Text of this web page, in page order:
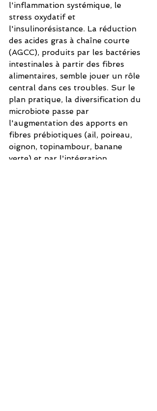
l'inflammation systémique, le
stress oxydatif et
l'insulinorésistance. La réduction
des acides gras à chaîne courte
(AGCC), produits par les bactéries
intestinales à partir des fibres
alimentaires, semble jouer un rôle
central dans ces troubles. Sur le
plan pratique, la diversification du
microbiote passe par
l'augmentation des apports en
fibres prébiotiques (ail, poireau,
oignon, topinambour, banane
verte) et par l'intégration